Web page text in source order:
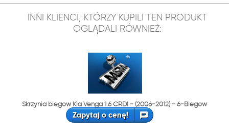
INNI KLIENCI, KTÓRZY KUPILI TEN PRODUKT
OGLĄDALI RÓWNIEŻ:
Skrzynia biegów Kia Venga 1.6 CRDI - (2006-2012) - 6-Biegów
Zapytaj o cenę!